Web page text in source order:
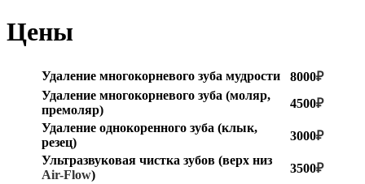
Цены
Удаление многокорневого зуба мудрости 8000₽
Удаление многокорневого зуба (моляр,
премоляр)
4500₽
Удаление однокоренного зуба (клык,
резец)
3000₽
Ультразвуковая чистка зубов (верх низ
Air-Flow) 3500₽